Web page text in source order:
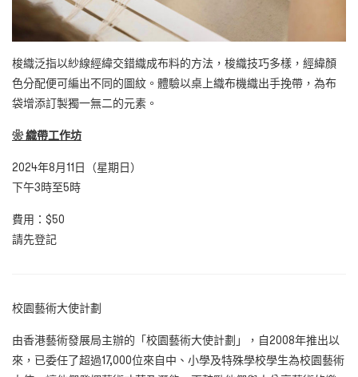
梭織泛指以紗線經緯交錯織成布料的方法，梭織技巧多樣，經緯顏
色分配便可編出不同的圖紋。體驗以桌上織布機織出手挽帶，為布
袋增添訂製獨一無二的元素。
❀織帶工作坊
2024年8月11日（星期日）
下午3時至5時
費用：$50
請先登記
校園藝術大使計劃
由香港藝術發展局主辦的「校園藝術大使計劃」，自2008年推出以
來，已委任了超過17,000位來自中、小學及特殊學校學生為校園藝術